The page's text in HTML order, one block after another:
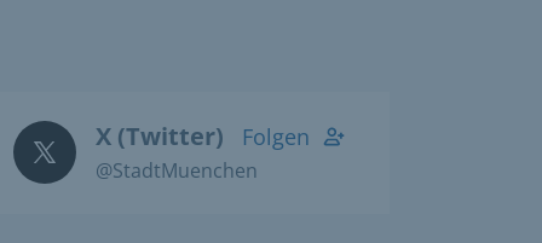
X (Twitter)
@StadtMuenchen
Folgen